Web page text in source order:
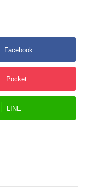
Facebook
Pocket
LINE